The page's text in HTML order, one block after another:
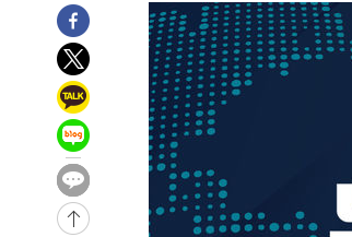
-16068초 전 >
[속보]코스닥 지수 5%대 급등에 '
-13354초 전 >
[속보]원·달러 환율, 오전 9시
-13092초 전 >
[속보]코스닥, 8.85포인트
-13088초 전 >
[속보]코스피, 47.56포인트
-11524초 전 >
[속보]지하철 1호선 상행선 용산
-9849초 전 >
'낮 최고 34도' 전국 더위 지속…강원
-8497초 전 >
파키스탄 보안군, 대 테러작전으로
살해